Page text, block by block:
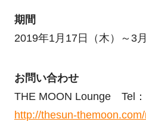
期間
2019年1月17日（木）～3
お問い合わせ
THE MOON Lounge Tel
http://thesun-